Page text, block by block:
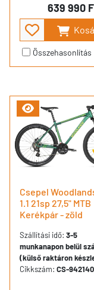
639 990
Összehasonlítás
Csepel
1.1 21sp 27,5" MTB
Kerékpár - zöld
Szállítási idő: 3-5
munkanapon belül
(külső raktáron
Cikkszám: CS-